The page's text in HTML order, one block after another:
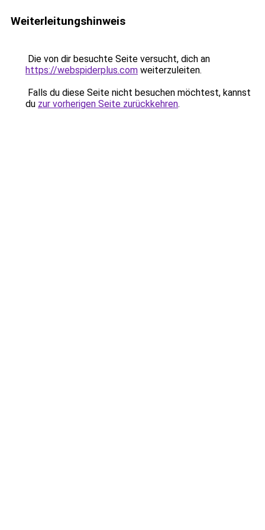
Weiterleitungshinweis
Die von dir besuchte Seite versucht, dich an
https://webspiderplus.com weiterzuleiten.
Falls du diese Seite nicht besuchen möchtest, kannst
du zur vorherigen Seite zurückkehren.